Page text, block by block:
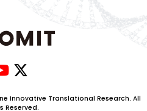
Innovative Translational Research. All
Reserved.